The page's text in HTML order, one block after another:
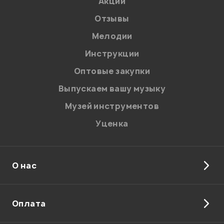
Отзывы
Мелодии
Инструкции
Оптовые закупки
Выпускаем вашу музыку
Музей инструментов
Уценка
О нас
Оплата